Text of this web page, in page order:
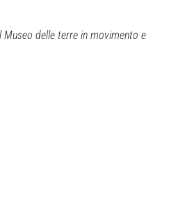
Museo delle terre in movimento e